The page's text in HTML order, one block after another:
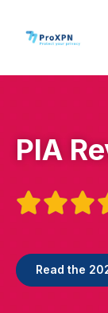
PIA

Read the